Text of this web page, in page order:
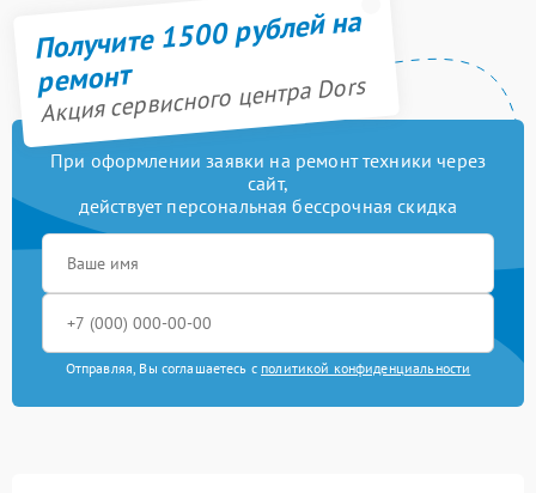
Получите 1500 рублей на
ремонт
Акция сервисного центра Dors
При оформлении заявки на ремонт техники через
сайт,
действует персональная бессрочная скидка
Отправляя, Вы соглашаетесь с политикой конфиденциальности